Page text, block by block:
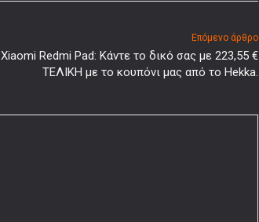
Επόμενο άρθρο
Xiaomi Redmi Pad: Κάντε το δικό σας με 223,55 €
ΤΕΛΙΚΗ με το κουπόνι μας από το Hekka.